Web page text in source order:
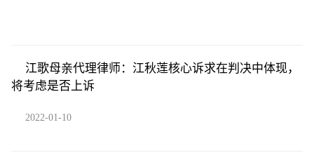
江歌母亲代理律师：江秋莲核心诉求在判决中体现，
将考虑是否上诉
2022-01-10